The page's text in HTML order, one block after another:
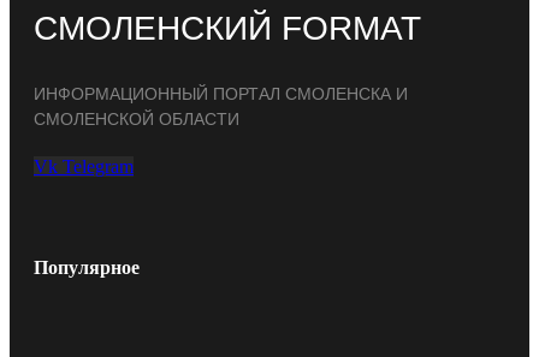
СМОЛЕНСКИЙ FORMAT
ИНФОРМАЦИОННЫЙ ПОРТАЛ СМОЛЕНСКА И
СМОЛЕНСКОЙ ОБЛАСТИ
Vk Telegram
Популярное